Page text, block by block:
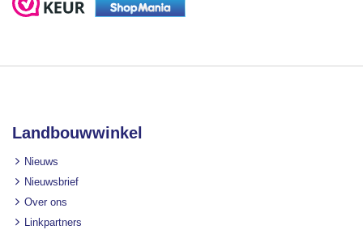
Landbouwwinkel
Nieuws
Nieuwsbrief
Over ons
Linkpartners